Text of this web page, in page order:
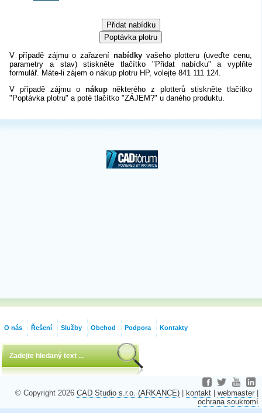
V případě zájmu o zařazení nabídkyvašeho plotteru (uveďte cenu,
parametry a stav)stiskněte tlačítko "Přidat nabídku" a vyplňte
formulář. Máte-li zájem o nákup plotru HP, volejte 841 111 124.
V případě zájmu o nákupněkterého z plotterů stiskněte tlačítko
"Poptávka plotru" a poté tlačítko "ZÁJEM?" u daného produktu.
O nás Řešení Služby Obchod Podpora Kontakty
© Copyright 2026 CAD Studio s.r.o. (ARKANCE) kontakt webmaster
ochrana soukromí